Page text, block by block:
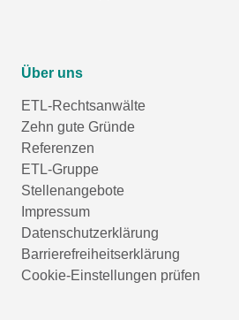
Über uns
ETL-Rechtsanwälte
Zehn gute Gründe
Referenzen
ETL-Gruppe
Stellenangebote
Impressum
Datenschutzerklärung
Barrierefreiheitserklärung
Cookie-Einstellungen prüfen